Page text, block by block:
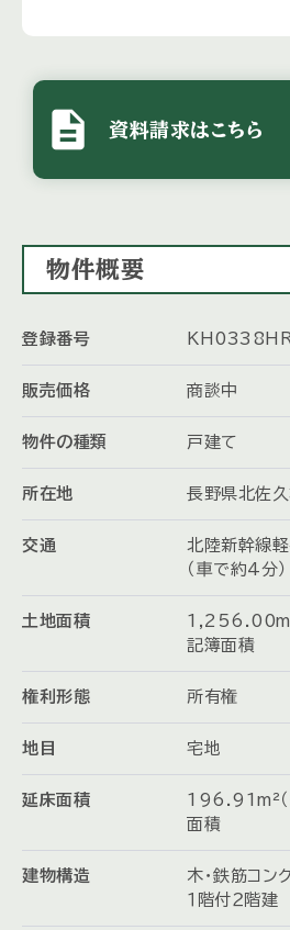
description 資料請求はこちら
物件概要
登録番号 KH0338HR
販売価格 商談中
物件の種類 戸建て
所在地 長野県北佐
交通
北陸新幹線
（車で約4分）
土地面積
記簿面積
権利形態 所有権
地目 宅地
延床面積
196.91m²
面積
建物構造
木・鉄筋コン
１階付２階建